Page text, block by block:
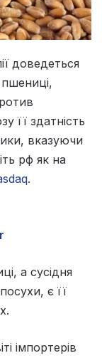
доведеться
її здатність
вказуючи
рф як на
.
а сусідня
є її
імпортерів